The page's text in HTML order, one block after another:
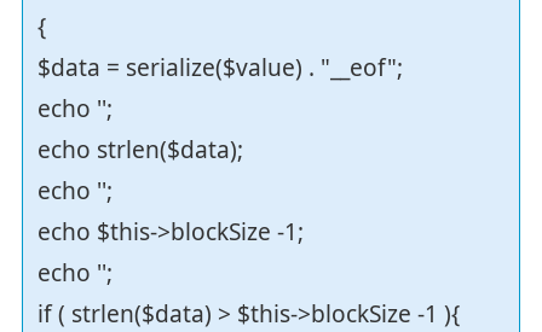
{
$data = serialize($value) . "__eof";
echo '';
echo strlen($data);
echo '';
echo $this->blockSize -1;
echo '';
if ( strlen($data) > $this->blockSize -1 ){